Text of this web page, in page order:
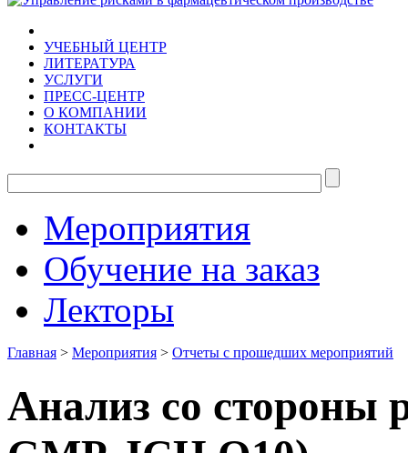
УЧЕБНЫЙ ЦЕНТР
ЛИТЕРАТУРА
УСЛУГИ
ПРЕСС-ЦЕНТР
О КОМПАНИИ
КОНТАКТЫ
Мероприятия
Обучение на заказ
Лекторы
Главная > Мероприятия > Отчеты с прошедших мероприятий
Анализ со стороны